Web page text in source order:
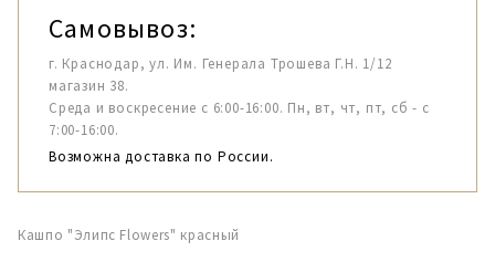
Самовывоз:
г. Краснодар, ул. Им. Генерала Трошева Г.Н. 1/12
магазин 38.
Среда и воскресение с 6:00-16:00. Пн, вт, чт, пт, сб - с
7:00-16:00.
Возможна доставка по России.
Кашпо "Элипс Flowers" красный